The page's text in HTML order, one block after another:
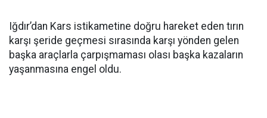
Iğdır’dan Kars istikametine doğru hareket eden tırın
karşı şeride geçmesi sırasında karşı yönden gelen
başka araçlarla çarpışmaması olası başka kazaların
yaşanmasına engel oldu.